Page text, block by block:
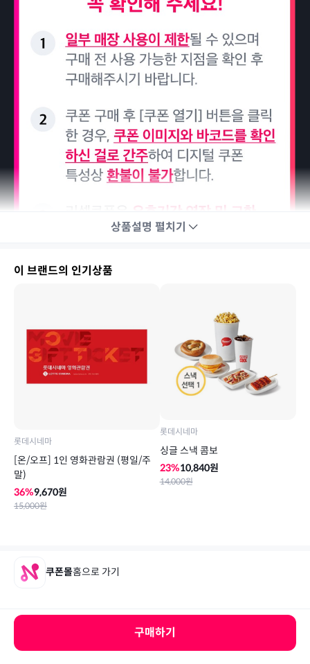
상품설명 펼치기
이 브랜드의 인기상품
롯데시네마
[온/오프] 1인 영화관람권 (평일/주
말)
36%9,670원
15,000원
롯데시네마
싱글 스낵 콤보
23%10,840원
14,000원
쿠폰몰홈으로 가기
구매하기